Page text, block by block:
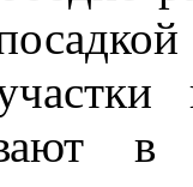
в